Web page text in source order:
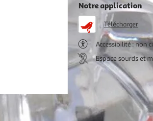
Notre application
Télécharger
Accessibilité : non
Espace sourds et